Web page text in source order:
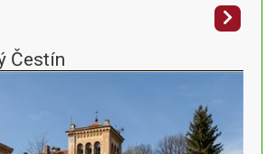
Čestín